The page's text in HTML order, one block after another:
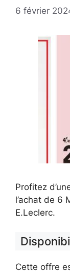
6 février
Profitez
l’achat de 6
E.Leclerc.
Cette offre